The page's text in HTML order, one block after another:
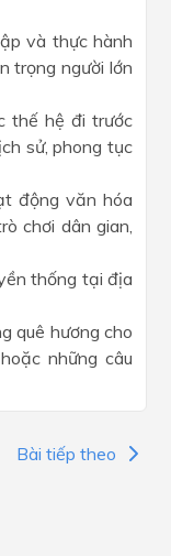
và thực hành
trọng người lớn
thế hệ đi trước
sử, phong tục
động văn hóa
chơi dân gian,
thống tại địa
quê hương cho
những câu
Bài tiếp theo